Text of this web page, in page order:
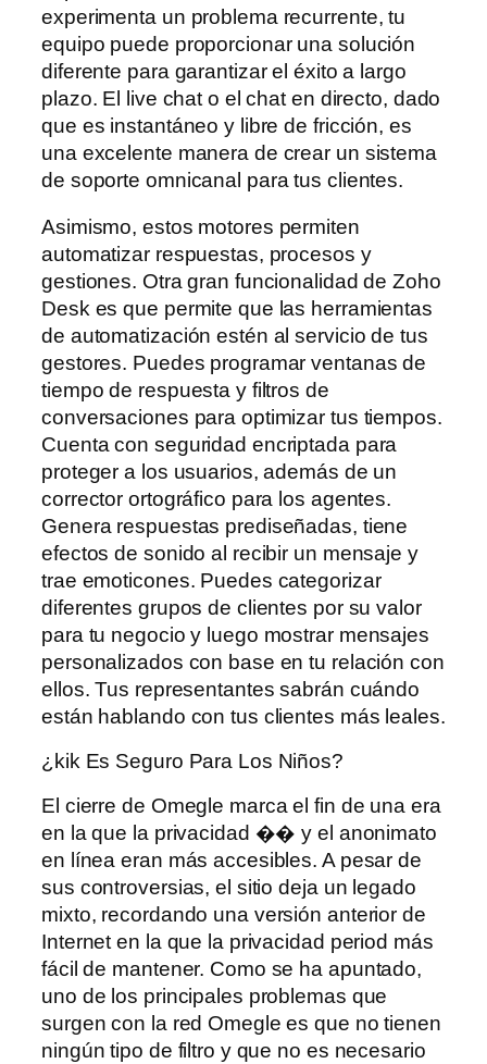
experimenta un problema recurrente, tu
equipo puede proporcionar una solución
diferente para garantizar el éxito a largo
plazo. El live chat o el chat en directo, dado
que es instantáneo y libre de fricción, es
una excelente manera de crear un sistema
de soporte omnicanal para tus clientes.
Asimismo, estos motores permiten
automatizar respuestas, procesos y
gestiones. Otra gran funcionalidad de Zoho
Desk es que permite que las herramientas
de automatización estén al servicio de tus
gestores. Puedes programar ventanas de
tiempo de respuesta y filtros de
conversaciones para optimizar tus tiempos.
Cuenta con seguridad encriptada para
proteger a los usuarios, además de un
corrector ortográfico para los agentes.
Genera respuestas prediseñadas, tiene
efectos de sonido al recibir un mensaje y
trae emoticones. Puedes categorizar
diferentes grupos de clientes por su valor
para tu negocio y luego mostrar mensajes
personalizados con base ​​en tu relación con
ellos. Tus representantes sabrán cuándo
están hablando con tus clientes más leales.
¿kik Es Seguro Para Los Niños?
El cierre de Omegle marca el fin de una era
en la que la privacidad �� y el anonimato
en línea eran más accesibles. A pesar de
sus controversias, el sitio deja un legado
mixto, recordando una versión anterior de
Internet en la que la privacidad period más
fácil de mantener. Como se ha apuntado,
uno de los principales problemas que
surgen con la red Omegle es que no tienen
ningún tipo de filtro y que no es necesario